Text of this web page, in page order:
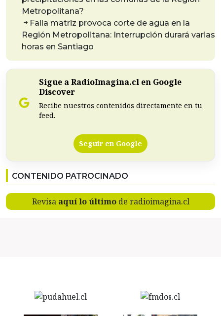
Metropolitana?
Falla matriz provoca corte de agua en la
Región Metropolitana: Interrupción durará varias
horas en Santiago
Sigue a RadioImagina.cl en Google
Discover
Recibe nuestros contenidos directamente en tu
feed.
Seguir en Google
CONTENIDO PATROCINADO
Revisa aquí lo últimode radioimagina.cl